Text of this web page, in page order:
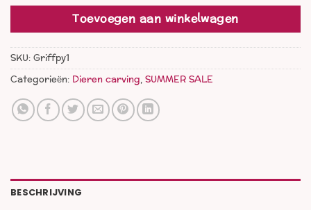
Toevoegen aan winkelwagen
SKU:Griffpy1
Categorieën: Dieren carving,SUMMER SALE
BESCHRIJVING